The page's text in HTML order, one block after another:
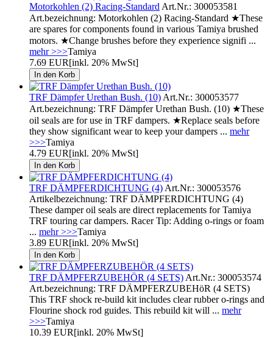
Motorkohlen (2) Racing-Standard Art.Nr.: 300053581
Art.bezeichnung: Motorkohlen (2) Racing-Standard ★These
are spares for components found in various Tamiya brushed
motors. ★Change brushes before they experience signifi ...
mehr >>>Tamiya
7.69 EUR[inkl. 20% MwSt]
TRF Dämpfer Urethan Bush. (10) Art.Nr.: 300053577
Art.bezeichnung: TRF Dämpfer Urethan Bush. (10) ★These
oil seals are for use in TRF dampers. ★Replace seals before
they show significant wear to keep your dampers ... mehr
>>>Tamiya
4.79 EUR[inkl. 20% MwSt]
TRF DÄMPFERDICHTUNG (4) Art.Nr.: 300053576
Artikelbezeichnung: TRF DÄMPFERDICHTUNG (4)
These damper oil seals are direct replacements for Tamiya
TRF touring car dampers. Racer Tip: Adding o-rings or foam
... mehr >>>Tamiya
3.89 EUR[inkl. 20% MwSt]
TRF DÄMPFERZUBEHÖR (4 SETS) Art.Nr.: 300053574
Art.bezeichnung: TRF DÄMPFERZUBEHöR (4 SETS)
This TRF shock re-build kit includes clear rubber o-rings and
Flourine shock rod guides. This rebuild kit will ... mehr
>>>Tamiya
10.39 EUR[inkl. 20% MwSt]